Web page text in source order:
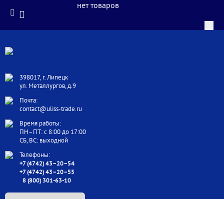
398017, г. Липецк
ул. Металлургов, д.9
Почта:
contact@uliss-trade.ru
Время работы:
ПН–ПТ: с 8:00 до 17:00
СБ, ВС: выходной
Телефоны:
+7 (4742) 43–20–54
+7 (4742) 43–20–55
8 (800) 301-63-10
нет товаров